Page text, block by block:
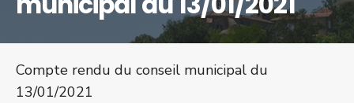
Compte rendu du conseil municipal du
13/01/2021